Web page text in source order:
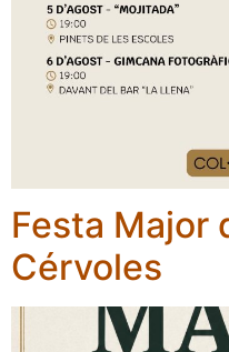
Festa Major
Cérvoles